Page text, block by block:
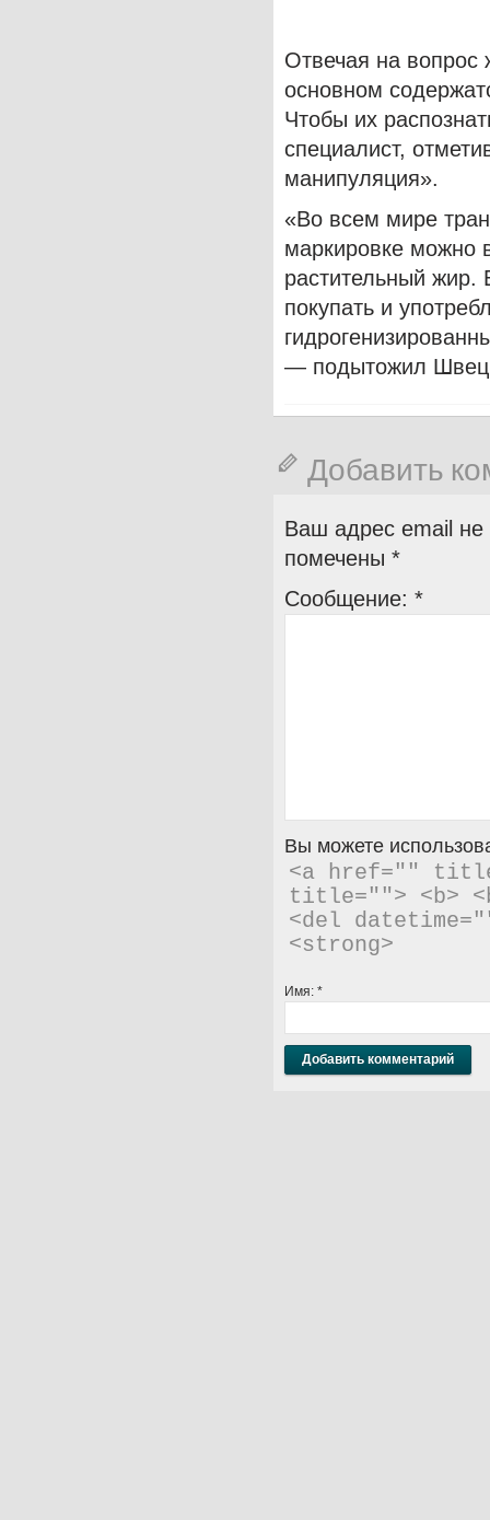
Отвечая на вопрос
основном
Чтобы их
специалист,
манипуляция».
«Во всем мире
маркировке можно
растительный жир.
покупать и
— подытожил
Добавить
Ваш адрес email не
помечены *
Сообщение: *
Вы можете
<a href=""
title=""> <b>
<del
<strong>
Имя: *